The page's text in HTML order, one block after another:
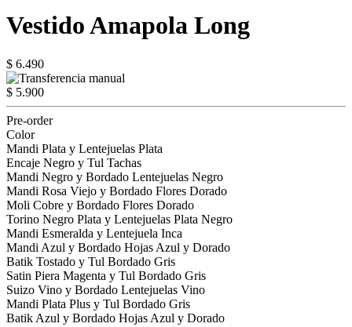
Vestido Amapola Long
$ 6.490
$ 5.900
Pre-order
Color
Mandi Plata y Lentejuelas Plata
Encaje Negro y Tul Tachas
Mandi Negro y Bordado Lentejuelas Negro
Mandi Rosa Viejo y Bordado Flores Dorado
Moli Cobre y Bordado Flores Dorado
Torino Negro Plata y Lentejuelas Plata Negro
Mandi Esmeralda y Lentejuela Inca
Mandi Azul y Bordado Hojas Azul y Dorado
Batik Tostado y Tul Bordado Gris
Satin Piera Magenta y Tul Bordado Gris
Suizo Vino y Bordado Lentejuelas Vino
Mandi Plata Plus y Tul Bordado Gris
Batik Azul y Bordado Hojas Azul y Dorado